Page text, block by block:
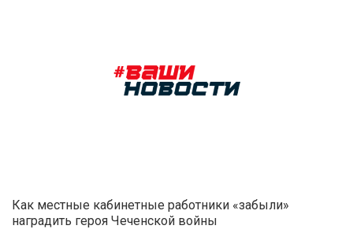
Как местные кабинетные работники «забыли»
наградить героя Чеченской войны